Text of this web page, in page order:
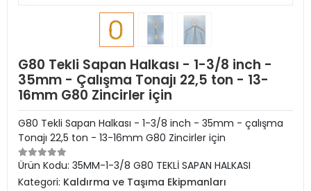
G80 Tekli Sapan Halkası - 1-3/8 inch -
35mm - Çalışma Tonajı 22,5 ton - 13-
16mm G80 Zincirler için
G80 Tekli Sapan Halkası - 1-3/8 inch - 35mm - çalışma
Tonajı 22,5 ton - 13-16mm G80 Zincirler için
Ürün Kodu: 35MM-1-3/8 G80 TEKLİ SAPAN HALKASI
Kategori: Kaldırma ve Taşıma Ekipmanları